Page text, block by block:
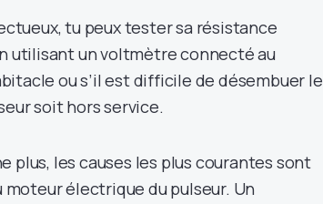
tu peux tester sa résistance
utilisant un voltmètre connecté au
ou s’il est difficile de désembuer le
soit hors service.
plus, les causes les plus courantes sont
moteur électrique du pulseur. Un